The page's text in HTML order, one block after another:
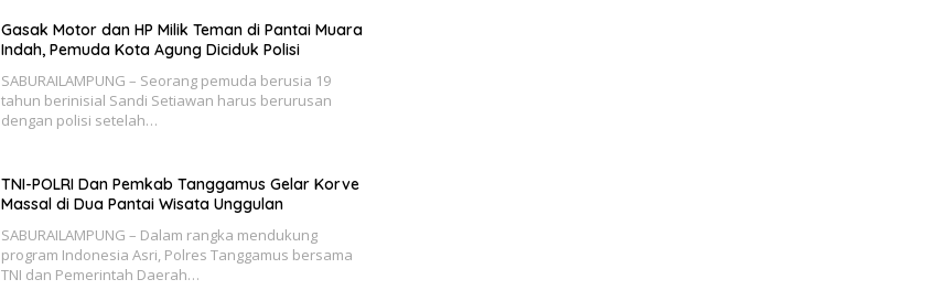
Gasak Motor dan HP Milik Teman di Pantai Muara
Indah, Pemuda Kota Agung Diciduk Polisi
SABURAILAMPUNG – Seorang pemuda berusia 19
tahun berinisial Sandi Setiawan harus berurusan
dengan polisi setelah…
TNI-POLRI Dan Pemkab Tanggamus Gelar Korve
Massal di Dua Pantai Wisata Unggulan
SABURAILAMPUNG – Dalam rangka mendukung
program Indonesia Asri, Polres Tanggamus bersama
TNI dan Pemerintah Daerah…